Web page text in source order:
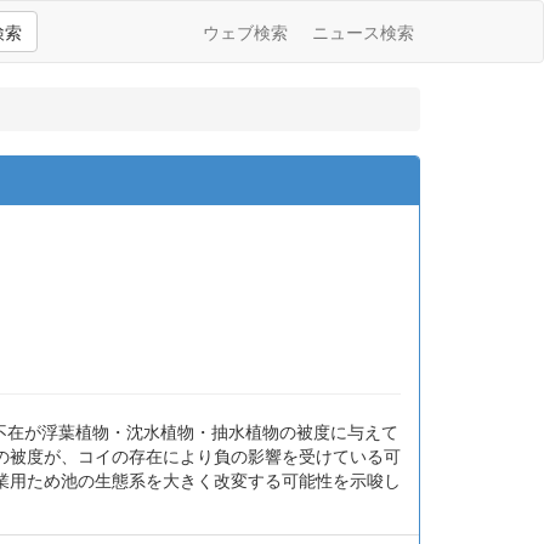
索 ウェブ検索 ニュース検索
が浮葉植物・沈水植物・抽水植物の被度に与えて
度が、コイの存在により負の影響を受けている可
ため池の生態系を大きく改変する可能性を示唆し